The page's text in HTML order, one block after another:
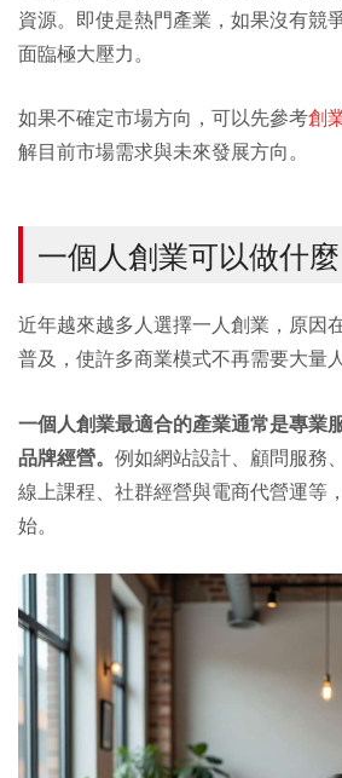
資源。即使是熱門產業，如果沒有競
面臨極大壓力。
如果不確定市場方向，可以先參考創
解目前市場需求與未來發展方向。
一個人創業可以做什麼
近年越來越多人選擇一人創業，原因
普及，使許多商業模式不再需要大量
一個人創業最適合的產業通常是專業
品牌經營。 例如網站設計、顧問服務
線上課程、社群經營與電商代營運等
始。